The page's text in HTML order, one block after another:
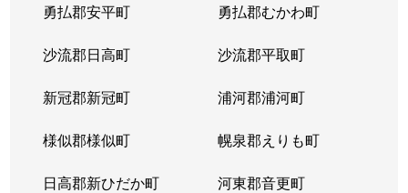
勇払郡安平町 勇払郡むかわ町
沙流郡日高町 沙流郡平取町
新冠郡新冠町 浦河郡浦河町
様似郡様似町 幌泉郡えりも町
日高郡新ひだか町 河東郡音更町